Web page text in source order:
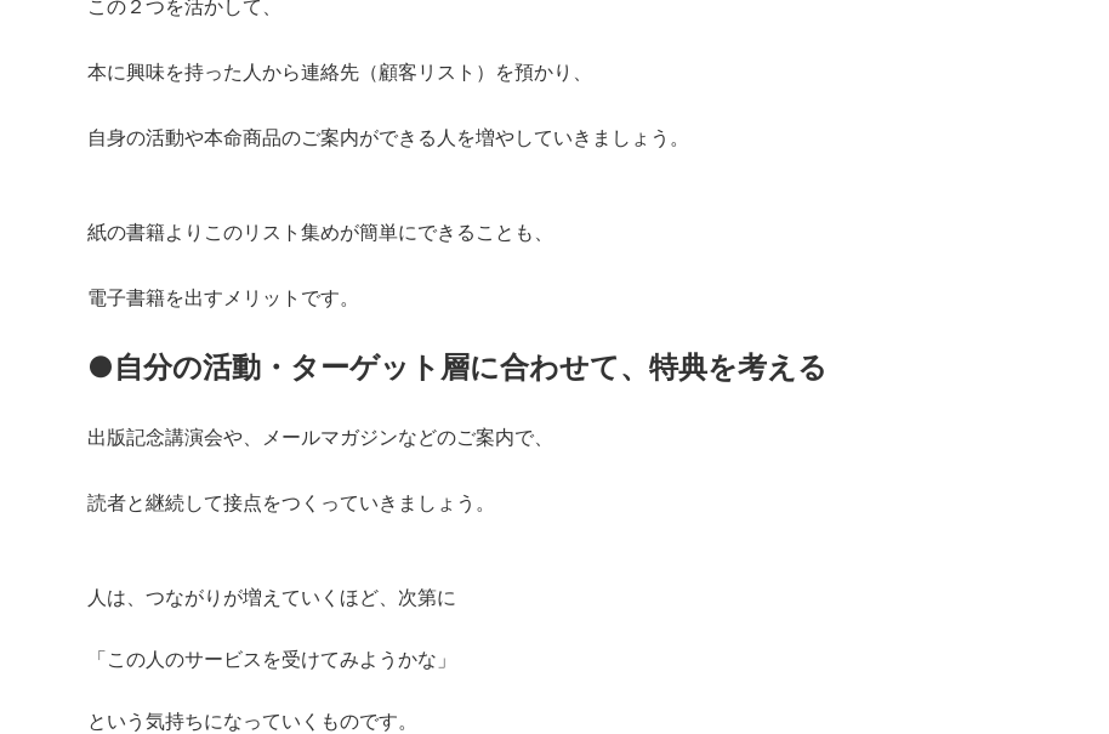
この２つを活かして、
本に興味を持った人から連絡先（顧客リスト）を預かり、
自身の活動や本命商品のご案内ができる人を増やしていきましょう。
紙の書籍よりこのリスト集めが簡単にできることも、
電子書籍を出すメリットです。
●自分の活動・ターゲット層に合わせて、特典を考える
出版記念講演会や、メールマガジンなどのご案内で、
読者と継続して接点をつくっていきましょう。
人は、つながりが増えていくほど、次第に
「この人のサービスを受けてみようかな」
という気持ちになっていくものです。